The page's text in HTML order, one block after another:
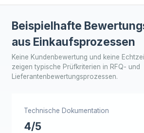
Beispielhafte
aus Einkaufsprozessen
Keine Kundenbewertung und keine
zeigen typische Prüfkriterien in RFQ- und
Lieferantenbewertungsprozessen.
Technische Dokumentation
4/5